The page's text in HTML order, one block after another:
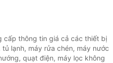
cấp thông tin giá cả các thiết bị
lạnh, máy rửa chén, máy nước
quạt điện, máy lọc không